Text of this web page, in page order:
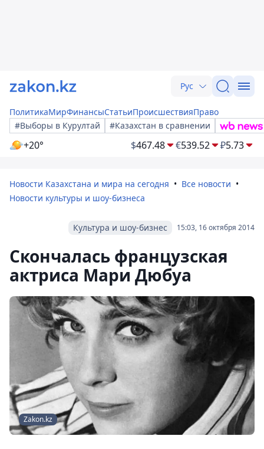
Рус
ПолитикаМирФинансыСтатьиПроисшествияПраво
#Выборы в Курултай
#Казахстан в сравнении
+20° $467.48 €539.52 ₽5.73
Новости Казахстана и мира на сегодня
Все новости
Новости культуры и шоу-бизнеса
15:03, 16 октября 2014
Культура и шоу-бизнес
Скончалась французская
актриса Мари Дюбуа
Zakon.kz